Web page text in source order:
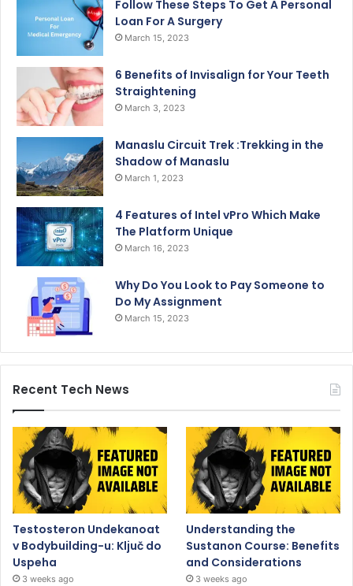
Follow These Steps To Get A Personal
Loan For A Surgery
March 15, 2023
6 Benefits of Invisalign for Your Teeth
Straightening
March 3, 2023
Manaslu Circuit Trek :Trekking in the
Shadow of Manaslu
March 1, 2023
4 Features of Intel vPro Which Make
The Platform Unique
March 16, 2023
Why Do You Look to Pay Someone to
Do My Assignment
March 15, 2023
Recent Tech News
Testosteron Undekanoat
v Bodybuilding-u: Ključ do
Uspeha
3 weeks ago
Understanding the
Sustanon Course: Benefits
and Considerations
3 weeks ago